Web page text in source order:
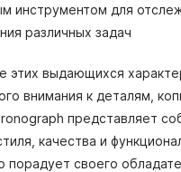
инструментом для
различных задач
этих выдающихся
внимания к деталям,
представляет
качества и
порадует своего